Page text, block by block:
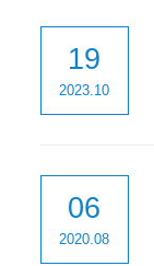
19
2023.10
06
2020.08